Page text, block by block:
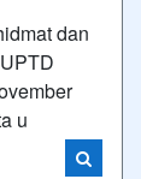
dan
u